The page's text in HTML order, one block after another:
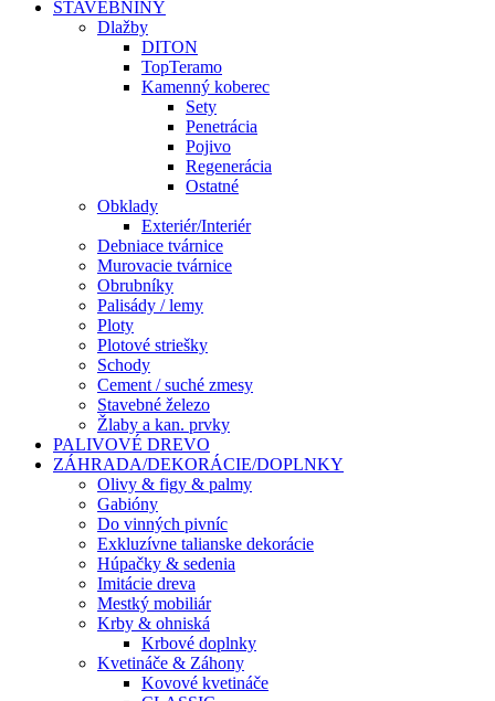
STAVEBNINY
Dlažby
DITON
TopTeramo
Kamenný koberec
Sety
Penetrácia
Pojivo
Regenerácia
Ostatné
Obklady
Exteriér/Interiér
Debniace tvárnice
Murovacie tvárnice
Obrubníky
Palisády / lemy
Ploty
Plotové striešky
Schody
Cement / suché zmesy
Stavebné železo
Žlaby a kan. prvky
PALIVOVÉ DREVO
ZÁHRADA/DEKORÁCIE/DOPLNKY
Olivy & figy & palmy
Gabióny
Do vinných pivníc
Exkluzívne talianske dekorácie
Húpačky & sedenia
Imitácie dreva
Mestký mobiliár
Krby & ohniská
Krbové doplnky
Kvetináče & Záhony
Kovové kvetináče